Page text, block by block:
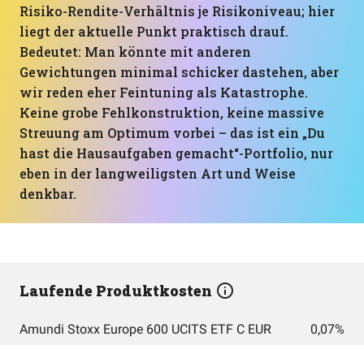
Risiko-Rendite-Verhältnis je Risikoniveau; hier
liegt der aktuelle Punkt praktisch drauf.
Bedeutet: Man könnte mit anderen
Gewichtungen minimal schicker dastehen, aber
wir reden eher Feintuning als Katastrophe.
Keine grobe Fehlkonstruktion, keine massive
Streuung am Optimum vorbei – das ist ein „Du
hast die Hausaufgaben gemacht“-Portfolio, nur
eben in der langweiligsten Art und Weise
denkbar.
Laufende Produktkosten
Amundi Stoxx Europe 600 UCITS ETF C EUR 0,07%